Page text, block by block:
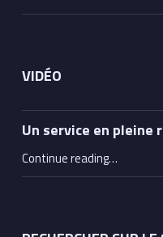
VIDÉO
Un service en pleine
Continue reading…